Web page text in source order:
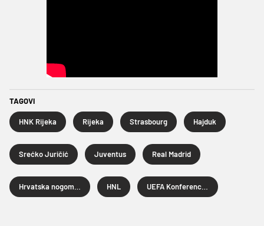
TAGOVI
HNK Rijeka Rijeka Strasbourg Hajduk
Srećko Juričić Juventus Real Madrid
HNL